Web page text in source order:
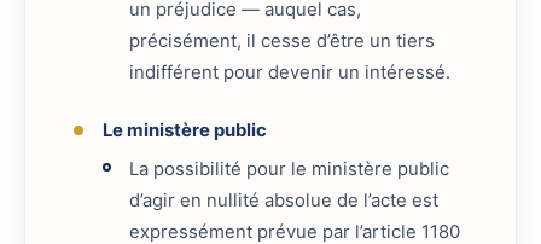
un préjudice — auquel cas,
précisément, il cesse d’être un tiers
indifférent pour devenir un intéressé.
Le ministère public
La possibilité pour le ministère public
d’agir en nullité absolue de l’acte est
expressément prévue par l’article 1180